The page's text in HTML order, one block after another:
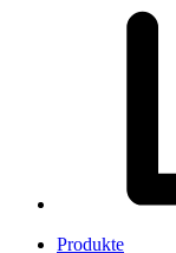
Produkte